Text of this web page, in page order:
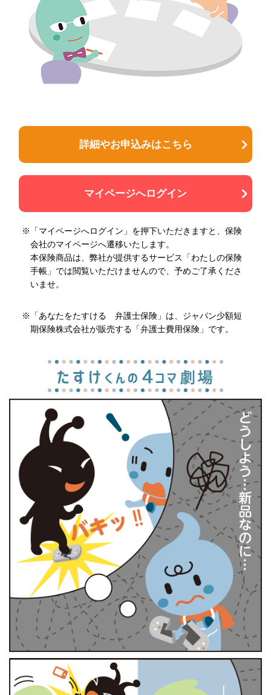
詳細やお申込みはこちら
マイページへログイン
※「マイページへログイン」を押下いただきますと、保険
会社のマイページへ遷移いたします。
本保険商品は、弊社が提供するサービス「わたしの保険
手帳」では閲覧いただけませんので、予めご了承くださ
いませ。
※「あなたをたすける 弁護士保険」は、ジャパン少額短
期保険株式会社が販売する「弁護士費用保険」です。